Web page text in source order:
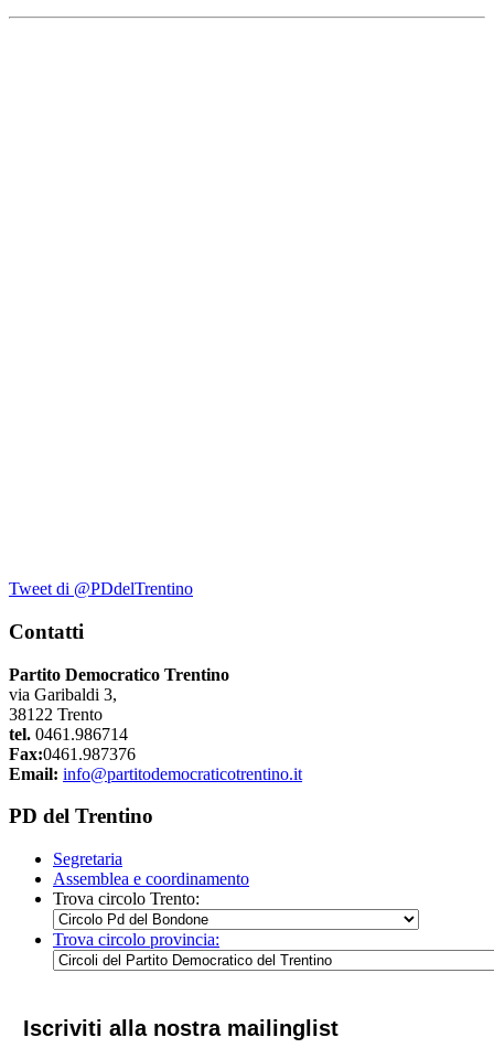
Tweet di @PDdelTrentino
Contatti
Partito Democratico Trentino
via Garibaldi 3,
38122 Trento
tel. 0461.986714
Fax:0461.987376
Email: info@partitodemocraticotrentino.it
PD del Trentino
Segretaria
Assemblea e coordinamento
Trova circolo Trento:
Trova circolo provincia:
Iscriviti alla nostra mailinglist